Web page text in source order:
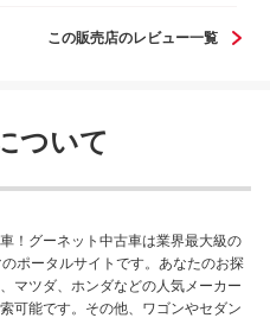
この販売店のレビュー一覧
ついて
！グーネット中古車は業界最大級の
ポータルサイトです。あなたのお探
マツダ、ホンダなどの人気メーカー
可能です。その他、ワゴンやセダン